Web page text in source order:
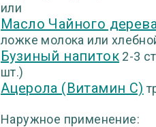
или
Масло Чайного
ложке молока или
Бузиный напиток 2-3
шт.)
Ацерола (Витамин С)
Наружное применение: